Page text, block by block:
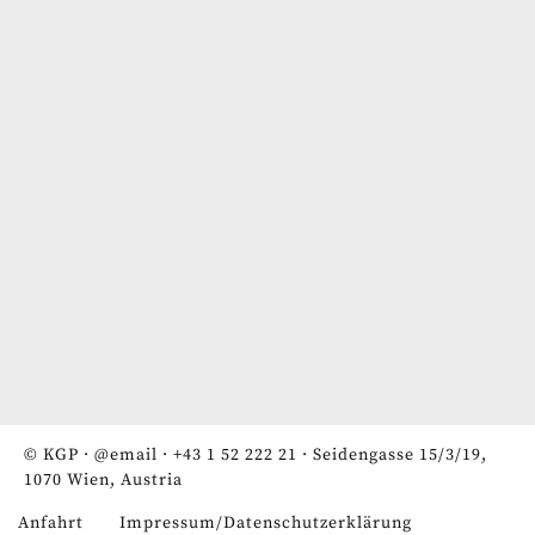
© KGP · @email · +43 1 52 222 21 · Seidengasse 15/3/19,
1070 Wien, Austria
Anfahrt Impressum/Datenschutzerklärung